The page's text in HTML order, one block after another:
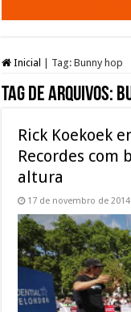
Inicial Tag:Bunny hop
Tag de arquivos:
Rick Koekoek
Recordes com
altura
17 de novembro de 2014